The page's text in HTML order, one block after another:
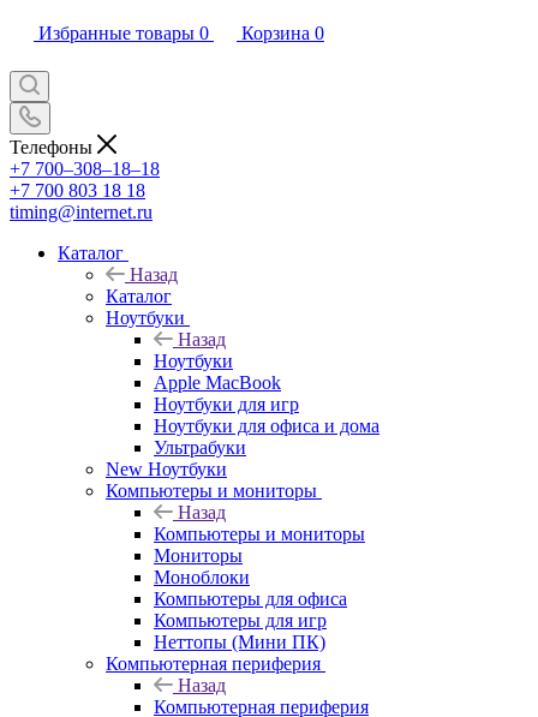
Избранные товары 0 Корзина 0
Телефоны
+7 700‒308‒18‒18
+7 700 803 18 18
timing@internet.ru
Каталог
Назад
Каталог
Ноутбуки
Назад
Ноутбуки
Apple MacBook
Ноутбуки для игр
Ноутбуки для офиса и дома
Ультрабуки
New Ноутбуки
Компьютеры и мониторы
Назад
Компьютеры и мониторы
Мониторы
Моноблоки
Компьютеры для офиса
Компьютеры для игр
Неттопы (Мини ПК)
Компьютерная периферия
Назад
Компьютерная периферия